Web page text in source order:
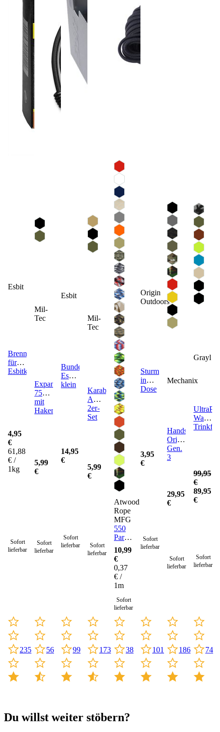
Esbit
Brennstoff
für
Esbitkocher
4,95
€
61,88
€ /
1kg
Sofort
lieferbar
235
Mil-
Tec
Expanderschnur
75cm
mit
Haken
5,99
€
Sofort
lieferbar
56
Esbit
Bundeswehr
Esbitkocher
klein
14,95
€
Sofort
lieferbar
99
Mil-
Tec
Karabiner
ABS
2er-
Set
5,99
€
Sofort
lieferbar
173
Atwood
Rope
MFG
550
Paracord
Seil 4
mm -
30
Meter
10,99
€
0,37
€ /
1m
Sofort
lieferbar
38
Origin
Outdoors
Sturmstreichhölzer
in
Dose
3,95
€
Sofort
lieferbar
101
Mechanix
Handschuhe
Original
Gen.
3
29,95
€
Sofort
lieferbar
186
Grayl
99,95
€
89,95
€
Sofort
lieferbar
74
Du willst weiter stöbern?